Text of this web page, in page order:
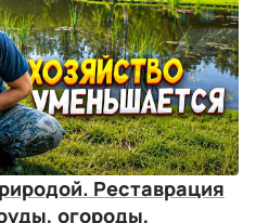
Реставрация
огороды,